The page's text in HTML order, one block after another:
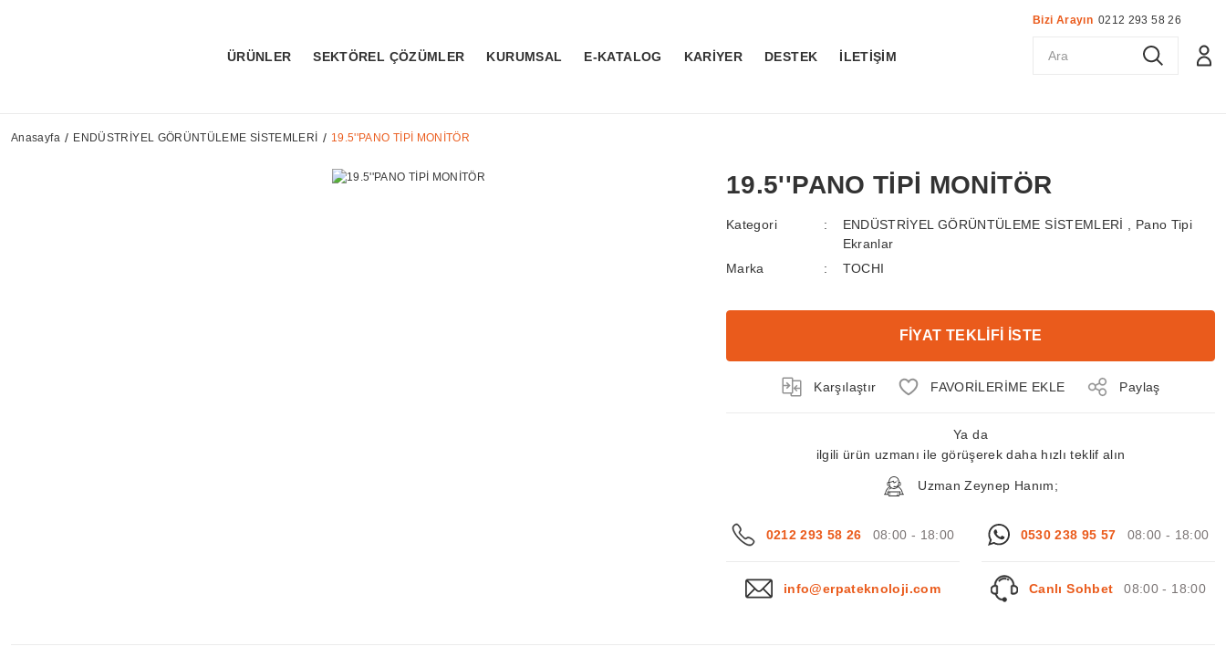
ÜRÜNLER SEKTÖREL ÇÖZÜMLER KURUMSAL E-KATALOG KARİYER DESTEK İLETİŞİM
Bizi Arayın 0212 293 58 26
Anasayfa ENDÜSTRİYEL GÖRÜNTÜLEME SİSTEMLERİ 19.5''PANO TİPİ MONİTÖR
19.5''PANO TİPİ MONİTÖR
Kategori ENDÜSTRİYEL GÖRÜNTÜLEME SİSTEMLERİ
Pano Tipi
Ekranlar
Marka
TOCHI
FİYAT TEKLİFİ İSTE
Karşılaştır Paylaş
Ya da
ilgili ürün uzmanı ile görüşerek daha hızlı teklif alın
Uzman Zeynep Hanım;
0212 293 58 26 08:00 - 18:00 0530 238 95 57 08:00 - 18:00
info@erpateknoloji.com Canlı Sohbet 08:00 - 18:00